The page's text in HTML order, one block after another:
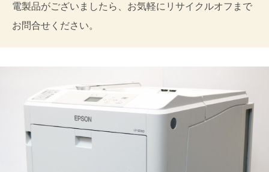
電製品がございましたら、お気軽にリサイクルオフまで
お問合せください。